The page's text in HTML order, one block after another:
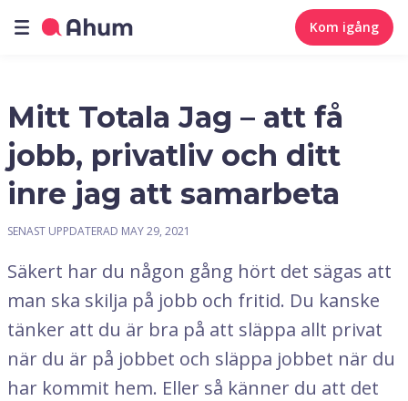
Kom igång
Mitt Totala Jag – att få
jobb, privatliv och ditt
inre jag att samarbeta
SENAST UPPDATERAD MAY 29, 2021
Säkert har du någon gång hört det sägas att
man ska skilja på jobb och fritid. Du kanske
tänker att du är bra på att släppa allt privat
när du är på jobbet och släppa jobbet när du
har kommit hem. Eller så känner du att det